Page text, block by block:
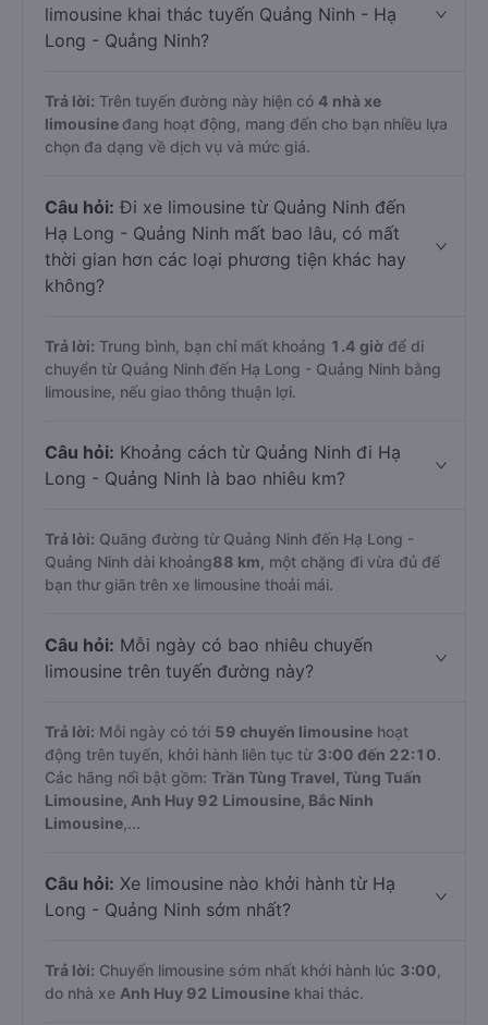
limousine khai thác tuyến Quảng Ninh - Hạ
Long - Quảng Ninh?
Trả lời: Trên tuyến đường này hiện có 4 nhà xe
limousine đang hoạt động, mang đến cho bạn nhiều lựa
chọn đa dạng về dịch vụ và mức giá.
Câu hỏi: Đi xe limousine từ Quảng Ninh đến
Hạ Long - Quảng Ninh mất bao lâu, có mất
thời gian hơn các loại phương tiện khác hay
không?
Trả lời: Trung bình, bạn chỉ mất khoảng 1.4 giờ để di
chuyển từ Quảng Ninh đến Hạ Long - Quảng Ninh bằng
limousine, nếu giao thông thuận lợi.
Câu hỏi: Khoảng cách từ Quảng Ninh đi Hạ
Long - Quảng Ninh là bao nhiêu km?
Trả lời: Quãng đường từ Quảng Ninh đến Hạ Long -
Quảng Ninh dài khoảng88 km , một chặng đi vừa đủ để
bạn thư giãn trên xe limousine thoải mái.
Câu hỏi: Mỗi ngày có bao nhiêu chuyến
limousine trên tuyến đường này?
Trả lời: Mỗi ngày có tới 59 chuyến limousine hoạt
động trên tuyến, khởi hành liên tục từ 3:00 đến 22:10.
Các hãng nổi bật gồm: Trần Tùng Travel, Tùng Tuấn
Limousine, Anh Huy 92 Limousine, Bắc Ninh
Limousine ,...
Câu hỏi: Xe limousine nào khởi hành từ Hạ
Long - Quảng Ninh sớm nhất?
Trả lời: Chuyến limousine sớm nhất khởi hành lúc 3:00
do nhà xe Anh Huy 92 Limousine khai thác.